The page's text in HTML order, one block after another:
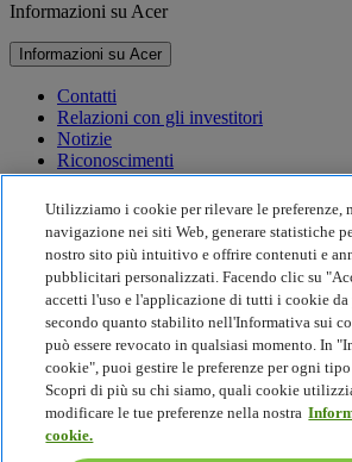
Informazioni su Acer
Informazioni su Acer
Contatti
Relazioni con gli investitori
Notizie
Riconoscimenti
Eventi
Sostenibilità
Sostenibilità
Responsabilità sociale d'impresa
Impronta di carbonio del prodotto
Project Humanity
Earthion
Politica sulla privacy
Politica sui Cookie
Nota legale
Utilizziamo i cookie per rilevare le preferenze,
navigazione nei siti Web, generare statistiche
nostro sito più intuitivo e offrire contenuti e
pubblicitari personalizzati. Facendo clic su
accetti l'uso e l'applicazione di tutti i cookie da
secondo quanto stabilito nell'Informativa sui
può essere revocato in qualsiasi momento. In
cookie", puoi gestire le preferenze per ogni
Scopri di più su chi siamo, quali cookie
modificare le tue preferenze nella nostra
cookie.